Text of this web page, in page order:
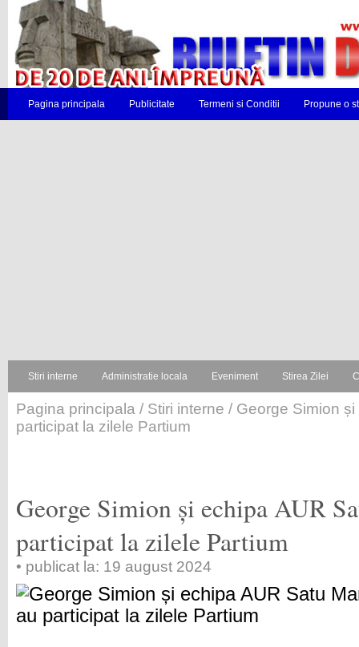
Pagina principala Publicitate Termeni si Conditii Propune o
Stiri interne Administratie locala Eveniment Stirea Zilei
Pagina principala / Stiri interne / George Simion
participat la zilele Partium
George Simion și echipa AUR
participat la zilele Partium
• publicat la: 19 august 2024